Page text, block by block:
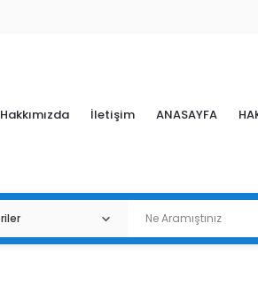
Hakkımızda İletişim ANASAYFA